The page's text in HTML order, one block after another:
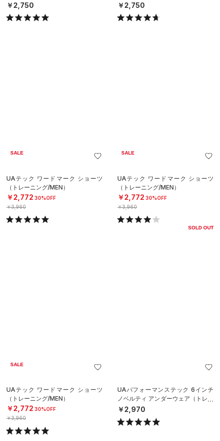
N）
￥2,750 N）
￥2,750
SALE
UAテック ワードマーク ショーツ
（トレーニング/MEN）
￥2,772 30%OFF
￥3,960
SALE
UAテック ワードマーク ショーツ
（トレーニング/MEN）
￥2,772 30%OFF
￥3,960
SOLD OUT
SALE
UAテック ワードマーク ショーツ
（トレーニング/MEN）
￥2,772 30%OFF
￥3,960
UAパフォーマンステック 6インチ
ノベルティ アンダーウェア（トレー
ニング/MEN）
￥2,970